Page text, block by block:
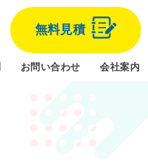
無料見積
お問い合わせ 会社案内